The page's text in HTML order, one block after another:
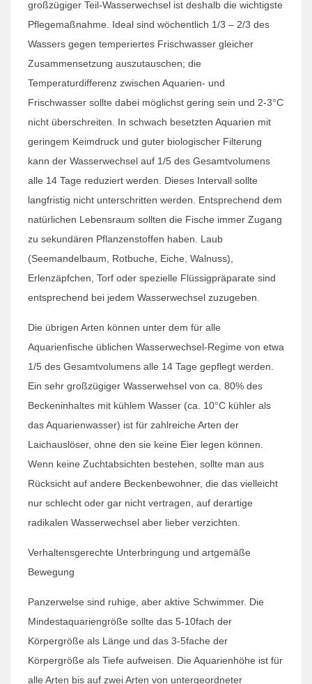
großzügiger Teil-Wasserwechsel ist deshalb die wichtigste
Pflegemaßnahme. Ideal sind wöchentlich 1/3 – 2/3 des
Wassers gegen temperiertes Frischwasser gleicher
Zusammensetzung auszutauschen; die
Temperaturdifferenz zwischen Aquarien- und
Frischwasser sollte dabei möglichst gering sein und 2-3°C
nicht überschreiten. In schwach besetzten Aquarien mit
geringem Keimdruck und guter biologischer Filterung
kann der Wasserwechsel auf 1/5 des Gesamtvolumens
alle 14 Tage reduziert werden. Dieses Intervall sollte
langfristig nicht unterschritten werden. Entsprechend dem
natürlichen Lebensraum sollten die Fische immer Zugang
zu sekundären Pflanzenstoffen haben. Laub
(Seemandelbaum, Rotbuche, Eiche, Walnuss),
Erlenzäpfchen, Torf oder spezielle Flüssigpräparate sind
entsprechend bei jedem Wasserwechsel zuzugeben.
Die übrigen Arten können unter dem für alle
Aquarienfische üblichen Wasserwechsel-Regime von etwa
1/5 des Gesamtvolumens alle 14 Tage gepflegt werden.
Ein sehr großzügiger Wasserwehsel von ca. 80% des
Beckeninhaltes mit kühlem Wasser (ca. 10°C kühler als
das Aquarienwasser) ist für zahlreiche Arten der
Laichauslöser, ohne den sie keine Eier legen können.
Wenn keine Zuchtabsichten bestehen, sollte man aus
Rücksicht auf andere Beckenbewohner, die das vielleicht
nur schlecht oder gar nicht vertragen, auf derartige
radikalen Wasserwechsel aber lieber verzichten.
Verhaltensgerechte Unterbringung und artgemäße
Bewegung
Panzerwelse sind ruhige, aber aktive Schwimmer. Die
Mindestaquariengröße sollte das 5-10fach der
Körpergröße als Länge und das 3-5fache der
Körpergröße als Tiefe aufweisen. Die Aquarienhöhe ist für
alle Arten bis auf zwei Arten von untergeordneter